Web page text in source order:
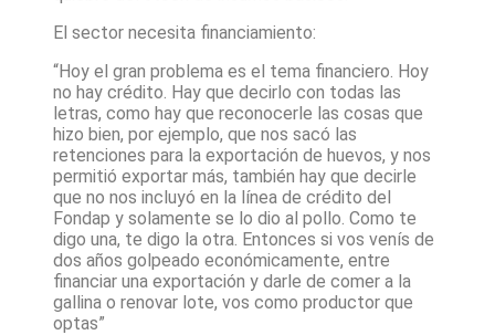
El sector necesita financiamiento:
“Hoy el gran problema es el tema financiero. Hoy
no hay crédito. Hay que decirlo con todas las
letras, como hay que reconocerle las cosas que
hizo bien, por ejemplo, que nos sacó las
retenciones para la exportación de huevos, y nos
permitió exportar más, también hay que decirle
que no nos incluyó en la línea de crédito del
Fondap y solamente se lo dio al pollo. Como te
digo una, te digo la otra. Entonces si vos venís de
dos años golpeado económicamente, entre
financiar una exportación y darle de comer a la
gallina o renovar lote, vos como productor que
optas”